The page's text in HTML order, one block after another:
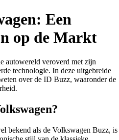
Een
op de Markt
autowereld veroverd met zijn
technologie. In deze uitgebreide
over de ID Buzz, waaronder de
bekend als de Volkswagen Buzz, is